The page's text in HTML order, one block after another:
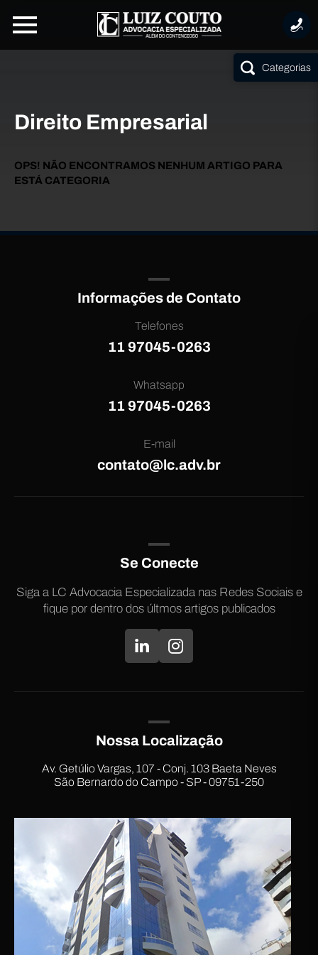
Direito Empresarial
OPS! NÃO ENCONTRAMOS NENHUM ARTIGO PARA
ESTÁ CATEGORIA
Categorias
Informações de Contato
Telefones
11 97045-0263
Whatsapp
11 97045-0263
E-mail
contato@lc.adv.br
Se Conecte
Siga a LC Advocacia Especializada nas Redes Sociais e
fique por dentro dos últmos artigos publicados
Nossa Localização
Av. Getúlio Vargas, 107 - Conj. 103 Baeta Neves
São Bernardo do Campo - SP - 09751-250